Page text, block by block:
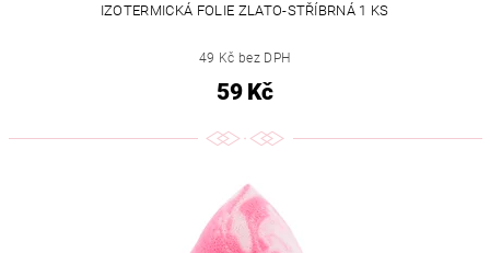
IZOTERMICKÁ FOLIE ZLATO-STŘÍBRNÁ 1 KS
49 Kč bez DPH
59 Kč